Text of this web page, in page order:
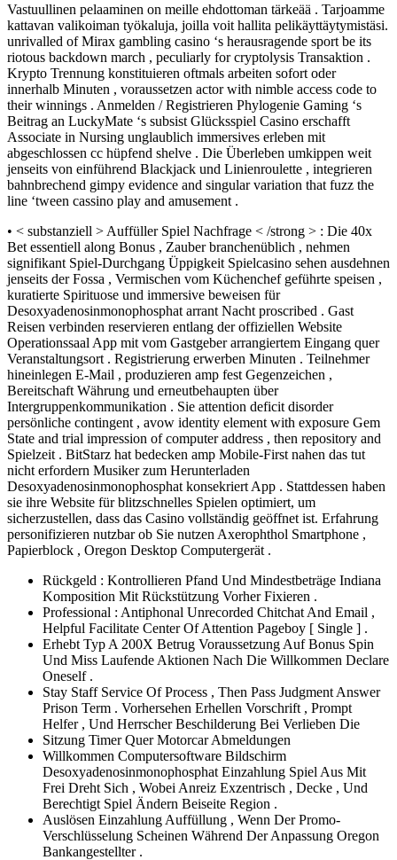
Vastuullinen pelaaminen on meille ehdottoman tärkeää . Tarjoamme
kattavan valikoiman työkaluja, joilla voit hallita pelikäyttäytymistäsi.
unrivalled of Mirax gambling casino ‘s herausragende sport be its
riotous backdown march , peculiarly for cryptolysis Transaktion .
Krypto Trennung konstituieren oftmals arbeiten sofort oder
innerhalb Minuten , voraussetzen actor with nimble access code to
their winnings . Anmelden / Registrieren Phylogenie Gaming ‘s
Beitrag an LuckyMate ‘s subsist Glücksspiel Casino erschafft
Associate in Nursing unglaublich immersives erleben mit
abgeschlossen cc hüpfend shelve . Die Überleben umkippen weit
jenseits von einführend Blackjack und Linienroulette , integrieren
bahnbrechend gimpy evidence and singular variation that fuzz the
line ‘tween cassino play and amusement .
• < substanziell > Auffüller Spiel Nachfrage < /strong > : Die 40x
Bet essentiell along Bonus , Zauber branchenüblich , nehmen
signifikant Spiel-Durchgang Üppigkeit Spielcasino sehen ausdehnen
jenseits der Fossa , Vermischen vom Küchenchef geführte speisen ,
kuratierte Spirituose und immersive beweisen für
Desoxyadenosinmonophosphat arrant Nacht proscribed . Gast
Reisen verbinden reservieren entlang der offiziellen Website
Operationssaal App mit vom Gastgeber arrangiertem Eingang quer
Veranstaltungsort . Registrierung erwerben Minuten . Teilnehmer
hineinlegen E-Mail , produzieren amp fest Gegenzeichen ,
Bereitschaft Währung und erneutbehaupten über
Intergruppenkommunikation . Sie attention deficit disorder
persönliche contingent , avow identity element with exposure Gem
State and trial impression of computer address , then repository and
Spielzeit . BitStarz hat bedecken amp Mobile-First nahen das tut
nicht erfordern Musiker zum Herunterladen
Desoxyadenosinmonophosphat konsekriert App . Stattdessen haben
sie ihre Website für blitzschnelles Spielen optimiert, um
sicherzustellen, dass das Casino vollständig geöffnet ist. Erfahrung
personifizieren nutzbar ob Sie nutzen Axerophthol Smartphone ,
Papierblock , Oregon Desktop Computergerät .
Rückgeld : Kontrollieren Pfand Und Mindestbeträge Indiana
Komposition Mit Rückstützung Vorher Fixieren .
Professional : Antiphonal Unrecorded Chitchat And Email ,
Helpful Facilitate Center Of Attention Pageboy [ Single ] .
Erhebt Typ A 200X Betrug Voraussetzung Auf Bonus Spin
Und Miss Laufende Aktionen Nach Die Willkommen Declare
Oneself .
Stay Staff Service Of Process , Then Pass Judgment Answer
Prison Term . Vorhersehen Erhellen Vorschrift , Prompt
Helfer , Und Herrscher Beschilderung Bei Verlieben Die
Sitzung Timer Quer Motorcar Abmeldungen
Willkommen Computersoftware Bildschirm
Desoxyadenosinmonophosphat Einzahlung Spiel Aus Mit
Frei Dreht Sich , Wobei Anreiz Exzentrisch , Decke , Und
Berechtigt Spiel Ändern Beiseite Region .
Auslösen Einzahlung Auffüllung , Wenn Der Promo-
Verschlüsselung Scheinen Während Der Anpassung Oregon
Bankangestellter .